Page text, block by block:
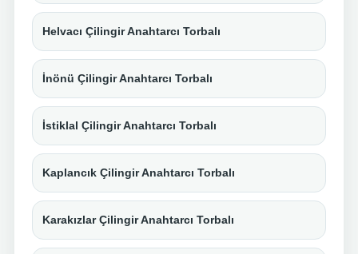
Helvacı Çilingir Anahtarcı Torbalı
İnönü Çilingir Anahtarcı Torbalı
İstiklal Çilingir Anahtarcı Torbalı
Kaplancık Çilingir Anahtarcı Torbalı
Karakızlar Çilingir Anahtarcı Torbalı